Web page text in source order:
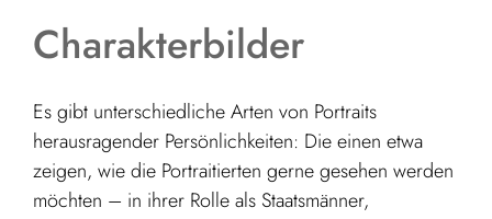
Charakterbilder
Es gibt unterschiedliche Arten von Portraits
herausragender Persönlichkeiten: Die einen etwa
zeigen, wie die Portraitierten gerne gesehen werden
möchten – in ihrer Rolle als Staatsmänner,